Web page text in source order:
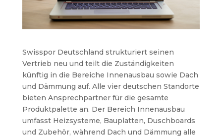
Swisspor Deutschland strukturiert seinen
Vertrieb neu und teilt die Zuständigkeiten
künftig in die Bereiche Innenausbau sowie Dach
und Dämmung auf. Alle vier deutschen Standorte
bieten Ansprechpartner für die gesamte
Produktpalette an. Der Bereich Innenausbau
umfasst Heizsysteme, Bauplatten, Duschboards
und Zubehör, während Dach und Dämmung alle